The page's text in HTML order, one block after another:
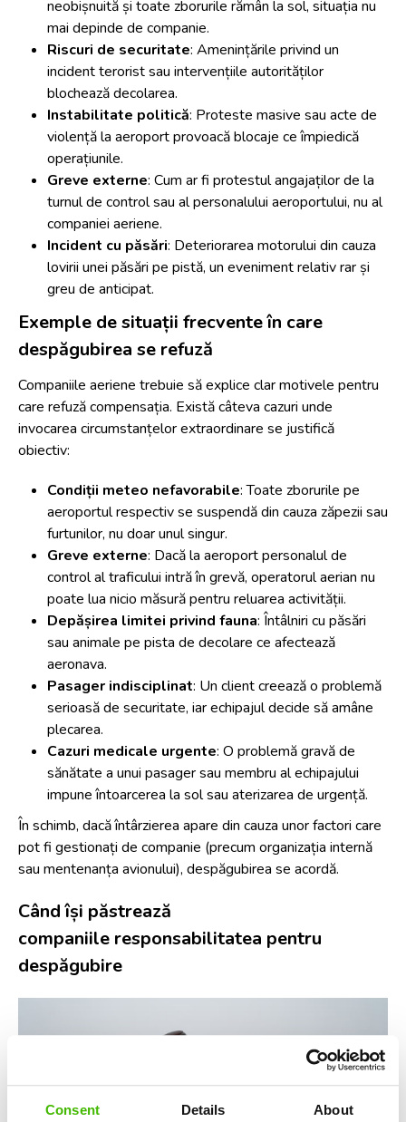
Consent Details About
neobișnuită și toate zborurile rămân la sol, situația nu
mai depinde de companie.
Riscuri de securitate: Amenințările privind un
incident terorist sau intervențiile autorităților
blochează decolarea.
Instabilitate politică: Proteste masive sau acte de
violență la aeroport provoacă blocaje ce împiedică
operațiunile.
Greve externe: Cum ar fi protestul angajaților de la
turnul de control sau al personalului aeroportului, nu al
companiei aeriene.
Incident cu păsări: Deteriorarea motorului din cauza
lovirii unei păsări pe pistă, un eveniment relativ rar și
greu de anticipat.
Exemple de situații frecvente în care
despăgubirea se refuză
Companiile aeriene trebuie să explice clar motivele pentru
care refuză compensația. Există câteva cazuri unde
invocarea circumstanțelor extraordinare se justifică
obiectiv:
Condiții meteo nefavorabile: Toate zborurile pe
aeroportul respectiv se suspendă din cauza zăpezii sau
furtunilor, nu doar unul singur.
Greve externe: Dacă la aeroport personalul de
control al traficului intră în grevă, operatorul aerian nu
poate lua nicio măsură pentru reluarea activității.
Depășirea limitei privind fauna: Întâlniri cu păsări
sau animale pe pista de decolare ce afectează
aeronava.
Pasager indisciplinat: Un client creează o problemă
serioasă de securitate, iar echipajul decide să amâne
plecarea.
Cazuri medicale urgente: O problemă gravă de
sănătate a unui pasager sau membru al echipajului
impune întoarcerea la sol sau aterizarea de urgență.
În schimb, dacă întârzierea apare din cauza unor factori care
pot fi gestionați de companie (precum organizația internă
sau mentenanța avionului), despăgubirea se acordă.
Când își păstrează
companiile responsabilitatea pentru
despăgubire